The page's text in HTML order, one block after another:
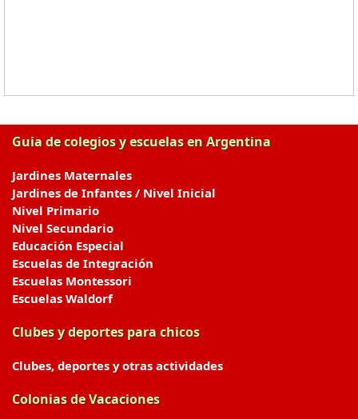
Guia de colegios y escuelas en Argentina
Jardines Maternales
Jardines de Infantes / Nivel Inicial
Nivel Primario
Nivel Secundario
Educación Especial
Escuelas de Integración
Escuelas Montessori
Escuelas Waldorf
Clubes y deportes para chicos
Clubes, deportes y otras actividades
Colonias de Vacaciones